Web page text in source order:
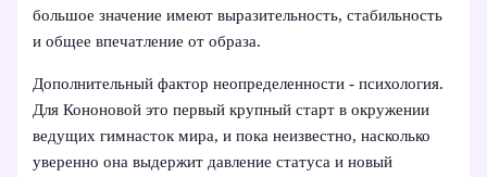
большое значение имеют выразительность, стабильность
и общее впечатление от образа.
Дополнительный фактор неопределенности - психология.
Для Кононовой это первый крупный старт в окружении
ведущих гимнасток мира, и пока неизвестно, насколько
уверенно она выдержит давление статуса и новый